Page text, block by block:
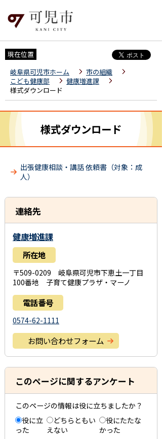
現在位置
岐阜県可児市ホーム
市の組織
こども健康部
健康増進課
様式ダウンロード
様式ダウンロード
出張健康相談・講話 依頼書（対象：成
人）
連絡先
健康増進課
所在地
〒509-0209 岐阜県可児市下恵土一丁目
100番地 子育て健康プラザ・マーノ
電話番号
0574-62-1111
お問い合わせフォーム
このページに関するアンケート
このページの情報は役に立ちましたか？
役に立
った
どちらともい
えない
役にたたな
かった